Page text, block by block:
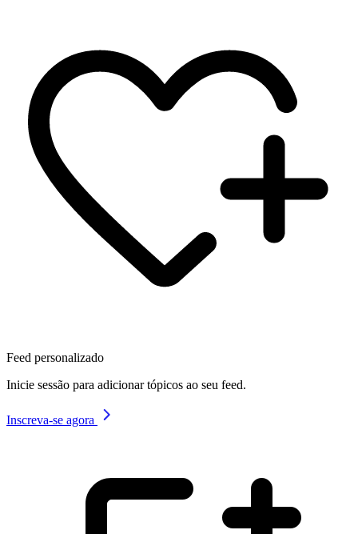
Feed personalizado
Inicie sessão para adicionar tópicos ao seu feed.
Inscreva-se agora